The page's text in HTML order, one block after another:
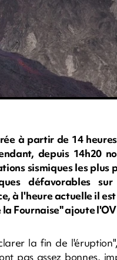
à partir de 14
depuis 14h20
sismiques les plus
défavorables
à l'heure actuelle il
Fournaise" ajoute
la fin de
pas assez bonnes,